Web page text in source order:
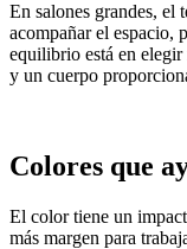
En salones grandes, el
acompañar el espacio,
equilibrio está en
y un cuerpo
Colores que
El color tiene un
más margen para